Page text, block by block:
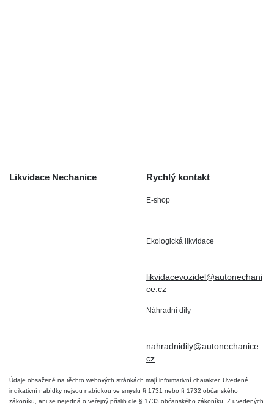
Likvidace Nechanice Rychlý kontakt
E-shop
Ekologická likvidace
likvidacevozidel@autonechani
ce.cz
Náhradní díly
nahradnidily@autonechanice.
cz
Údaje obsažené na těchto webových stránkách mají informativní charakter. Uvedené
indikativní nabídky nejsou nabídkou ve smyslu § 1731 nebo § 1732 občanského
zákoníku, ani se nejedná o veřejný příslib dle § 1733 občanského zákoníku. Z uvedených